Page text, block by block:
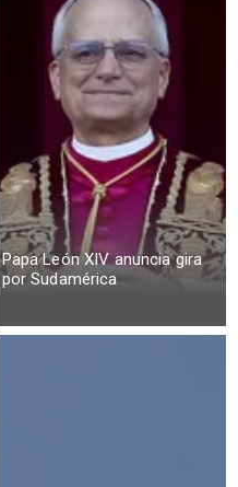
Papa León XIV anuncia gira
por Sudamérica